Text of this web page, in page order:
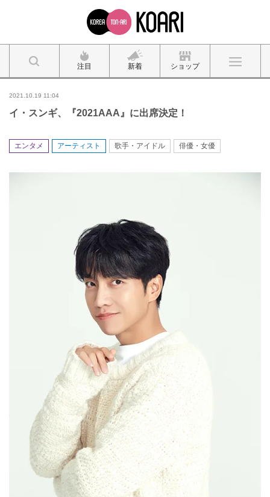
注目 新着 ショップ
2021.10.19 11:04
イ・スンギ、『2021AAA』に出席決定！
エンタメ アーティスト 歌手・アイドル 俳優・女優